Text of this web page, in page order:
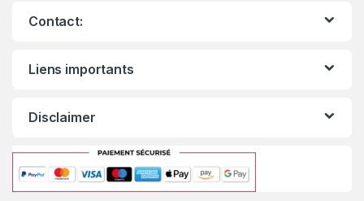
Contact:
Liens importants
Disclaimer